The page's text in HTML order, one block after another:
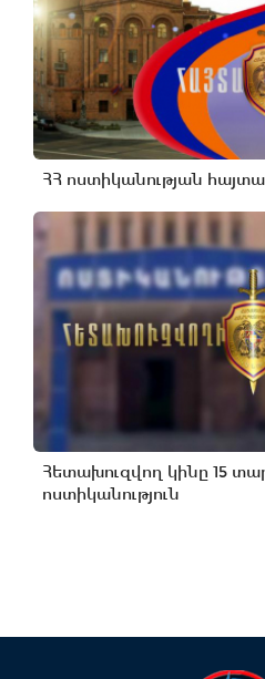
ՀՀ ոստիկանության
Հետախուզվող կինը 15
ոստիկանություն